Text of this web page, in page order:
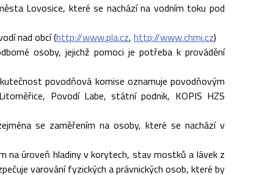
Lovosice, které se nachází na vodním toku pod
nad obcí (http://www.pla.cz, http://www.chmi.cz)
osoby, jejichž pomoci je potřeba k provádění
povodňová komise oznamuje povodňovým
Povodí Labe, státní podnik, KOPIS HZS
se zaměřením na osoby, které se nachází v
na úroveň hladiny v korytech, stav mostků a lávek z
varování fyzických a právnických osob, které by